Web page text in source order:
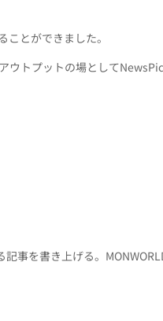
とができました。
トプットの場として
事を書き上げる。